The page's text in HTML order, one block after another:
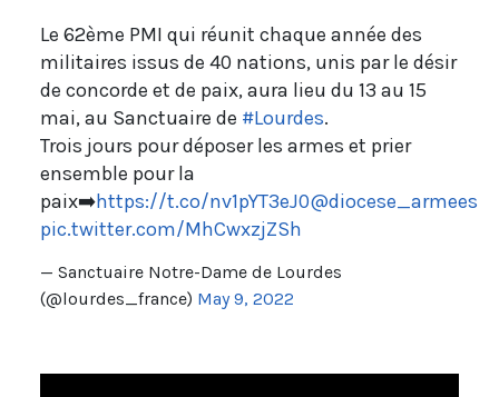
Le 62ème PMI qui réunit chaque année des
militaires issus de 40 nations, unis par le désir
de concorde et de paix, aura lieu du 13 au 15
mai, au Sanctuaire de #Lourdes.
Trois jours pour déposer les armes et prier
ensemble pour la
paix➡️https://t.co/nv1pYT3eJ0@diocese_armees
pic.twitter.com/MhCwxzjZSh
— Sanctuaire Notre-Dame de Lourdes
(@lourdes_france) May 9, 2022